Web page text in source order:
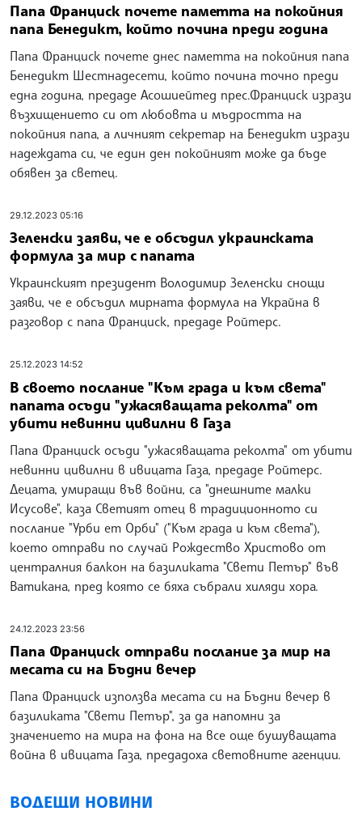
Папа Франциск почете паметта на покойния
папа Бенедикт, който почина преди година
Папа Франциск почете днес паметта на покойния папа
Бенедикт Шестнадесети, който почина точно преди
една година, предаде Асошиейтед прес.Франциск изрази
възхищението си от любовта и мъдростта на
покойния папа, а личният секретар на Бенедикт изрази
надеждата си, че един ден покойният може да бъде
обявен за светец.
29.12.2023 05:16
Зеленски заяви, че е обсъдил украинската
формула за мир с папата
Украинският президент Володимир Зеленски снощи
заяви, че е обсъдил мирната формула на Украйна в
разговор с папа Франциск, предаде Ройтерс.
25.12.2023 14:52
В своето послание "Към града и към света"
папата осъди "ужасяващата реколта" от
убити невинни цивилни в Газа
Папа Франциск осъди "ужасяващата реколта" от убити
невинни цивилни в ивицата Газа, предаде Ройтерс.
Децата, умиращи във войни, са "днешните малки
Исусове", каза Светият отец в традиционното си
послание "Урби ет Орби" ("Към града и към света"),
което отправи по случай Рождество Христово от
централния балкон на базиликата "Свети Петър" във
Ватикана, пред която се бяха събрали хиляди хора.
24.12.2023 23:56
Папа Франциск отправи послание за мир на
месата си на Бъдни вечер
Папа Франциск използва месата си на Бъдни вечер в
базиликата "Свети Петър", за да напомни за
значението на мира на фона на все още бушуващата
война в ивицата Газа, предадоха световните агенции.
ВОДЕЩИ НОВИНИ